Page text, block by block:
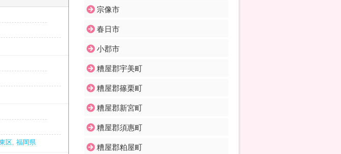
区, 福岡県
宗像市
春日市
小郡市
糟屋郡宇美町
糟屋郡篠栗町
糟屋郡新宮町
糟屋郡須惠町
糟屋郡粕屋町